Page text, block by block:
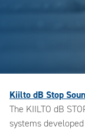
Kiilto dB Stop
The KIILTO dB
systems